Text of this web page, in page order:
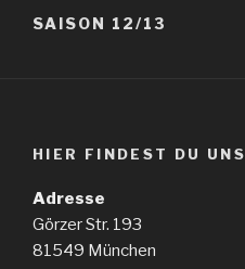
SAISON 12/13
HIER FINDEST DU UNS
Adresse
Görzer Str. 193
81549 München